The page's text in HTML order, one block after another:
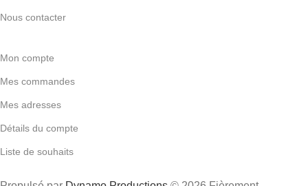
Nous contacter
Mon compte
Mes commandes
Mes adresses
Détails du compte
Liste de souhaits